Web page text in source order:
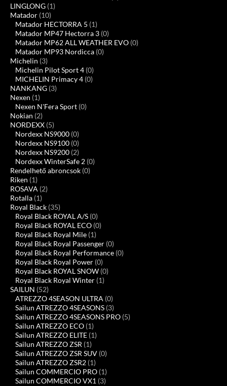
LINGLONG (1)
Matador (10)
Matador HECTORRA 5 (1)
Matador MP47 Hectorra 3 (0)
Matador MP62 ALL WEATHER EVO (0)
Matador MP93 Nordicca (0)
Michelin (3)
Michelin Pilot Sport 4 (0)
MICHELIN Primacy 4 (0)
NANKANG (3)
Nexen (1)
Nexen N'Fera Sport (0)
Nokian (2)
NORDEXX (5)
Nordexx NS9000 (0)
Nordexx NS9100 (0)
Nordexx NS9200 (2)
Nordexx WinterSafe 2 (0)
Rendelhető abroncsok (0)
Riken (1)
ROSAVA (2)
Rotalla (1)
Royal Black (35)
Royal Black ROYAL A/S (0)
Royal Black ROYAL ECO (0)
Royal Black Royal Mile (1)
Royal Black Royal Passenger (0)
Royal Black Royal Performance (0)
Royal Black Royal Power (0)
Royal Black ROYAL SNOW (0)
Royal Black Royal Winter (1)
SAILUN (52)
ATREZZO 4SEASON ULTRA (0)
Sailun ATREZZO 4SEASONS (3)
Sailun ATREZZO 4SEASONS PRO (5)
Sailun ATREZZO ECO (1)
Sailun ATREZZO ELITE (1)
Sailun ATREZZO ZSR (1)
Sailun ATREZZO ZSR SUV (0)
Sailun ATREZZO ZSR2 (1)
Sailun COMMERCIO PRO (1)
Sailun COMMERCIO VX1 (3)